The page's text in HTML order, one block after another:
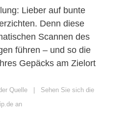
Lieber auf bunte
Denn diese
Scannen des
führen – und so die
Gepäcks am Zielort
Quelle | Sehen Sie sich die
an